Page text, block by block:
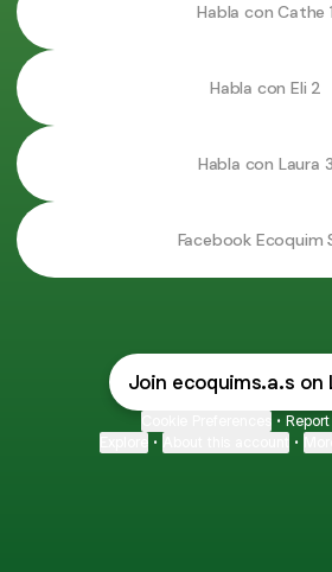
Habla con Cathe 1
Habla con Eli 2
Habla con Laura 3
Facebook Ecoquim
Join ecoquims.a.s on
• Report
• •